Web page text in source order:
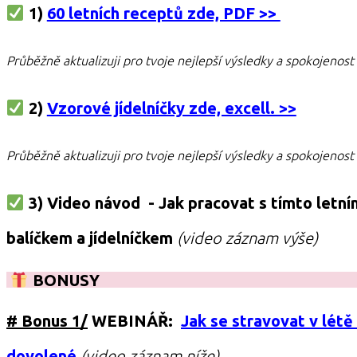
1) 60 letních receptů zde, PDF >>
Průběžně aktualizuji pro tvoje nejlepší výsledky a spokojenost
2) Vzorové jídelníčky zde, excell. >>
Průběžně aktualizuji pro tvoje nejlepší výsledky a spokojenost
3) Video návod - Jak pracovat s tímto
balíčkem a jídelníčkem (video záznam výše)
BONUSY
# Bonus 1/ WEBINÁŘ: Jak se stravovat v létě